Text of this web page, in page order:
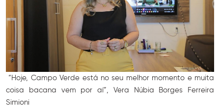
“Hoje, Campo Verde está no seu melhor momento e muita
coisa bacana vem por aí”, Vera Núbia Borges Ferreira
Simioni